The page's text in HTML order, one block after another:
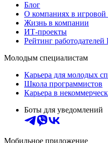
Блог
О компаниях в
Жизнь в компании
ИТ-проекты
Рейтинг работодателей
Молодым специалистам
Карьера для молодых
Школа программистов
Карьера в
Боты для уведомлений
Мобильное приложение